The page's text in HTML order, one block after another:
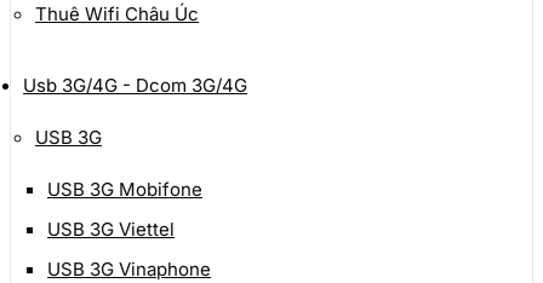
Thuê Wifi Châu Úc
Usb 3G/4G - Dcom 3G/4G
USB 3G
USB 3G Mobifone
USB 3G Viettel
USB 3G Vinaphone